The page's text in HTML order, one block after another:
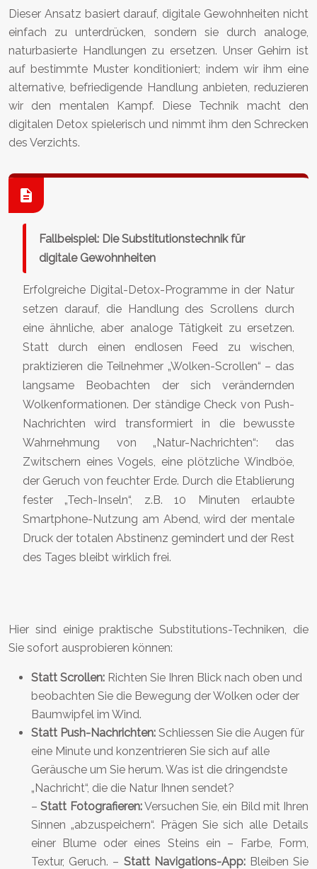
Dieser Ansatz basiert darauf, digitale Gewohnheiten nicht
einfach zu unterdrücken, sondern sie durch analoge,
naturbasierte Handlungen zu ersetzen. Unser Gehirn ist
auf bestimmte Muster konditioniert; indem wir ihm eine
alternative, befriedigende Handlung anbieten, reduzieren
wir den mentalen Kampf. Diese Technik macht den
digitalen Detox spielerisch und nimmt ihm den Schrecken
des Verzichts.
Fallbeispiel: Die Substitutionstechnik für
digitale Gewohnheiten
Erfolgreiche Digital-Detox-Programme in der Natur
setzen darauf, die Handlung des Scrollens durch
eine ähnliche, aber analoge Tätigkeit zu ersetzen.
Statt durch einen endlosen Feed zu wischen,
praktizieren die Teilnehmer „Wolken-Scrollen“ – das
langsame Beobachten der sich verändernden
Wolkenformationen. Der ständige Check von Push-
Nachrichten wird transformiert in die bewusste
Wahrnehmung von „Natur-Nachrichten“: das
Zwitschern eines Vogels, eine plötzliche Windböe,
der Geruch von feuchter Erde. Durch die Etablierung
fester „Tech-Inseln“, z.B. 10 Minuten erlaubte
Smartphone-Nutzung am Abend, wird der mentale
Druck der totalen Abstinenz gemindert und der Rest
des Tages bleibt wirklich frei.
Hier sind einige praktische Substitutions-Techniken, die
Sie sofort ausprobieren können:
Statt Scrollen: Richten Sie Ihren Blick nach oben und
beobachten Sie die Bewegung der Wolken oder der
Baumwipfel im Wind.
Statt Push-Nachrichten: Schliessen Sie die Augen für
eine Minute und konzentrieren Sie sich auf alle
Geräusche um Sie herum. Was ist die dringendste
„Nachricht“, die die Natur Ihnen sendet?
–Statt Fotografieren:Versuchen Sie, ein Bild mit Ihren
Sinnen „abzuspeichern“. Prägen Sie sich alle Details
einer Blume oder eines Steins ein – Farbe, Form,
Textur, Geruch. – Statt Navigations-App:Bleiben Sie